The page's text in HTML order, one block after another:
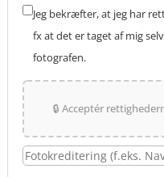
Jeg bekræfter, at jeg har
fx at det er taget af mig
fotografen.
🔒 Acceptér